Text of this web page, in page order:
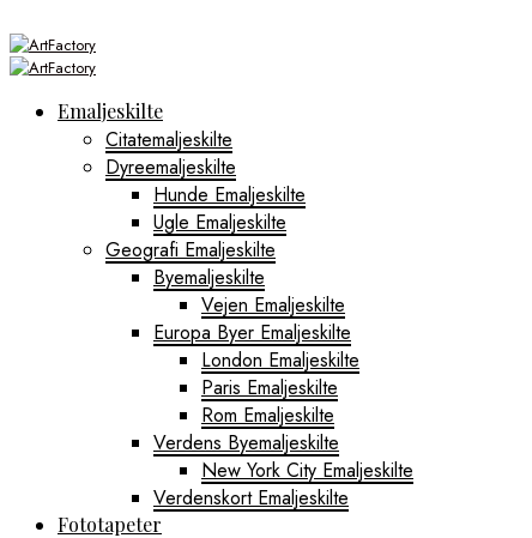
Emaljeskilte
Citatemaljeskilte
Dyreemaljeskilte
Hunde Emaljeskilte
Ugle Emaljeskilte
Geografi Emaljeskilte
Byemaljeskilte
Vejen Emaljeskilte
Europa Byer Emaljeskilte
London Emaljeskilte
Paris Emaljeskilte
Rom Emaljeskilte
Verdens Byemaljeskilte
New York City Emaljeskilte
Verdenskort Emaljeskilte
Fototapeter